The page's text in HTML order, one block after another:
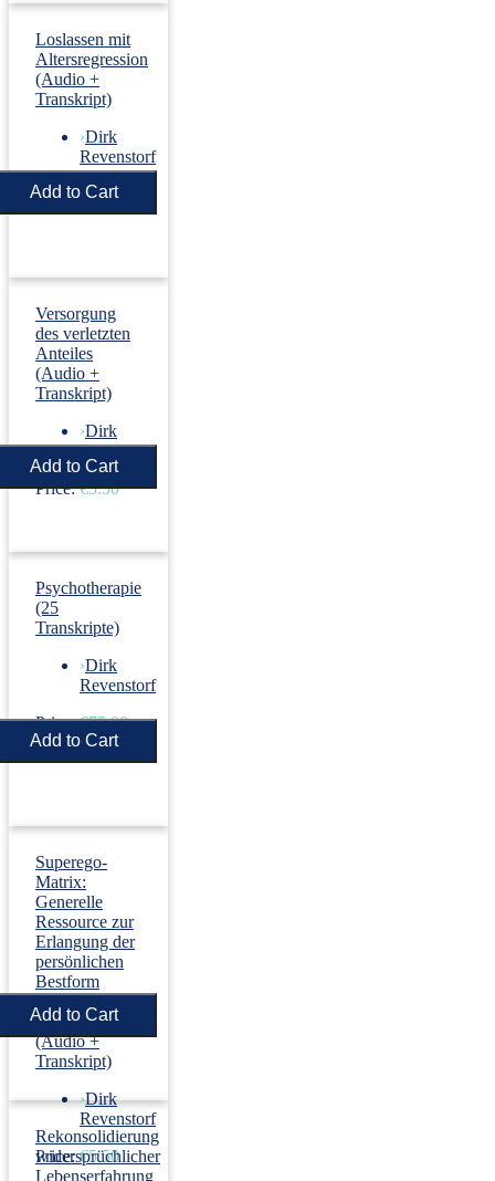
Loslassen mit
Altersregression
(Audio +
Transkript)
›Dirk
Revenstorf
Price: €5.50
Versorgung
des verletzten
Anteiles
(Audio +
Transkript)
›Dirk
Revenstorf
Price: €5.50
Psychotherapie
(25
Transkripte)
›Dirk
Revenstorf
Price: €75.00
Superego-
Matrix:
Generelle
Ressource zur
Erlangung der
persönlichen
Bestform
(nach H.
Melzer)
(Audio +
Transkript)
›Dirk
Revenstorf
Price: €5.50
Rekonsolidierung
widersprüchlicher
Lebenserfahrung